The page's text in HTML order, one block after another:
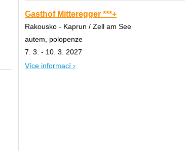
Gasthof Mitteregger ***+
Rakousko - Kaprun / Zell am See
autem, polopenze
7. 3. - 10. 3. 2027
Více informací ›